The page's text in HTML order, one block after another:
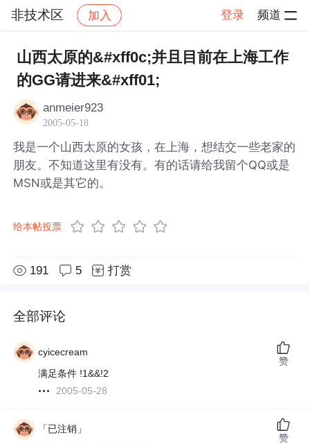
非技术区 加入 登录 频道
社区 非技术区 帖子详情
山西太原的&#xff0c;并且目前在上海工作
的GG请进来&#xff01;
anmeier923
2005-05-18
我是一个山西太原的女孩，在上海，想结交一些老家的
朋友。不知道这里有没有。有的话请给我留个QQ或是
MSN或是其它的。
给本帖投票
191 5 打赏
全部评论
cyicecream
满足条件 !1&&!2
2005-05-28
赞
「已注销」
赞